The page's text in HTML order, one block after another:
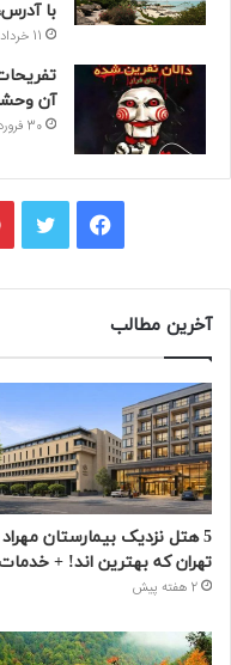
با
11 خرداد 1405
آن
30 فروردین 1405
فیسبوک
آخرین مطالب
5 هتل نزدیک بیمارستان مهراد
تهران که بهترین‌ اند! +
2 هفته پیش